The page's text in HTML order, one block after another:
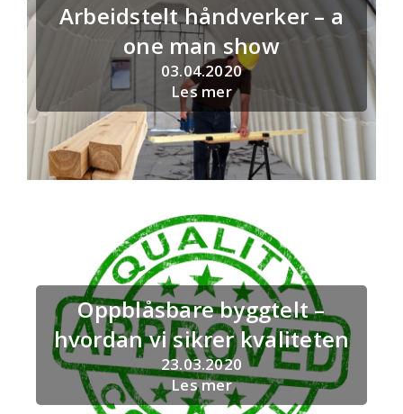
Arbeidstelt håndverker – a
one man show
03.04.2020
Les mer
Oppblåsbare byggtelt –
hvordan vi sikrer kvaliteten
23.03.2020
Les mer